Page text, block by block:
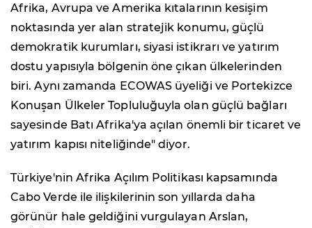
Afrika, Avrupa ve Amerika kıtalarının kesişim
noktasında yer alan stratejik konumu, güçlü
demokratik kurumları, siyasi istikrarı ve yatırım
dostu yapısıyla bölgenin öne çıkan ülkelerinden
biri. Aynı zamanda ECOWAS üyeliği ve Portekizce
Konuşan Ülkeler Topluluğuyla olan güçlü bağları
sayesinde Batı Afrika'ya açılan önemli bir ticaret ve
yatırım kapısı niteliğinde" diyor.
Türkiye'nin Afrika Açılım Politikası kapsamında
Cabo Verde ile ilişkilerinin son yıllarda daha
görünür hale geldiğini vurgulayan Arslan,